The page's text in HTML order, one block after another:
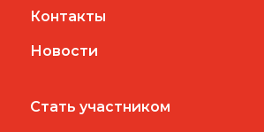
Контакты
Новости
Стать участником